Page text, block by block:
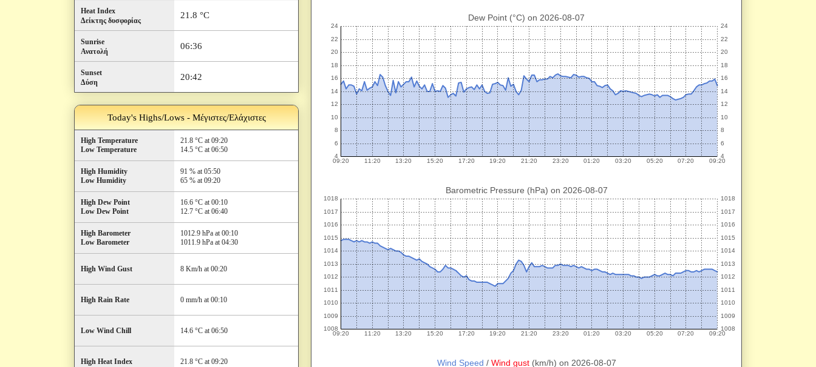
Heat Index
Δείκτης δυσφορίας
21.8 °C
Sunrise
Ανατολή
06:36
Sunset
Δύση
20:42
Today's Highs/Lows - Μέγιστες/Ελάχιστες
High Temperature
Low Temperature
21.8 °C at 09:20
14.5 °C at 06:50
High Humidity
Low Humidity
91 % at 05:50
65 % at 09:20
High Dew Point
Low Dew Point
16.6 °C at 00:10
12.7 °C at 06:40
High Barometer
Low Barometer
1012.9 hPa at 00:10
1011.9 hPa at 04:30
High Wind Gust 8 Km/h at 00:20
High Rain Rate 0 mm/h at 00:10
Low Wind Chill 14.6 °C at 06:50
High Heat Index 21.8 °C at 09:20